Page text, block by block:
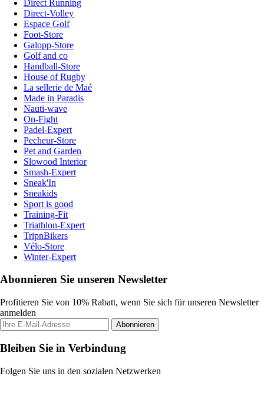
Direct Running
Direct-Volley
Espace Golf
Foot-Store
Galopp-Store
Golf and co
Handball-Store
House of Rugby
La sellerie de Maé
Made in Paradis
Nauti-wave
On-Fight
Padel-Expert
Pecheur-Store
Pet and Garden
Slowood Interior
Smash-Expert
Sneak'In
Sneakids
Sport is good
Training-Fit
Triathlon-Expert
TripnBikers
Vélo-Store
Winter-Expert
Abonnieren Sie unseren Newsletter
Profitieren Sie von 10% Rabatt, wenn Sie sich für unseren Newsletter
anmelden
Abonnieren
Bleiben Sie in Verbindung
Folgen Sie uns in den sozialen Netzwerken